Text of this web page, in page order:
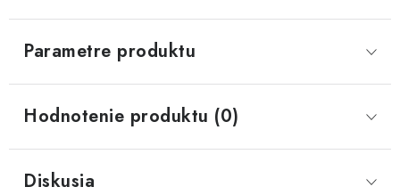
Parametre produktu
Hodnotenie produktu (0)
Diskusia